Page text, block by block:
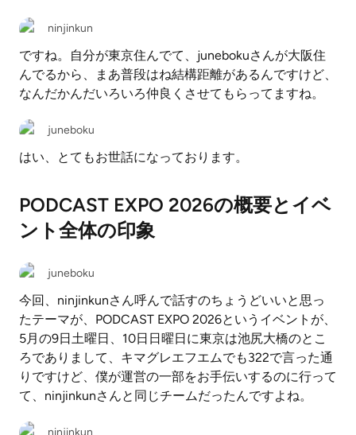
ninjinkun
ですね。自分が東京住んでて、junebokuさんが大阪住
んでるから、まあ普段はね結構距離があるんですけど、
なんだかんだいろいろ仲良くさせてもらってますね。
juneboku
はい、とてもお世話になっております。
PODCAST EXPO 2026の概要とイベ
ント全体の印象
juneboku
今回、ninjinkunさん呼んで話すのちょうどいいと思っ
たテーマが、PODCAST EXPO 2026というイベントが、
5月の9日土曜日、10日日曜日に東京は池尻大橋のとこ
ろでありまして、キマグレエフエムでも322で言った通
りですけど、僕が運営の一部をお手伝いするのに行って
て、ninjinkunさんと同じチームだったんですよね。
ninjinkun